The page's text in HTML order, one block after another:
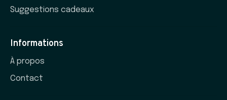
Suggestions cadeaux
Informations
À propos
Contact